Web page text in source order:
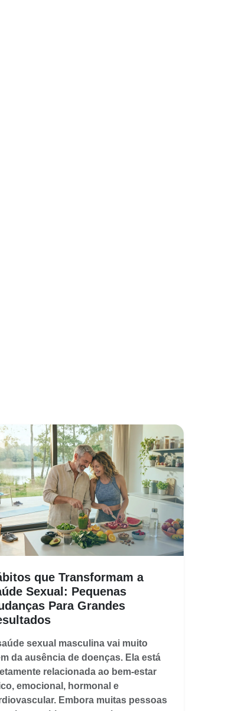
que Transformam a
Sexual: Pequenas
Para Grandes
sexual masculina vai muito
da ausência de doenças. Ela está
relacionada ao bem-estar
emocional, hormonal e
Embora muitas pessoas